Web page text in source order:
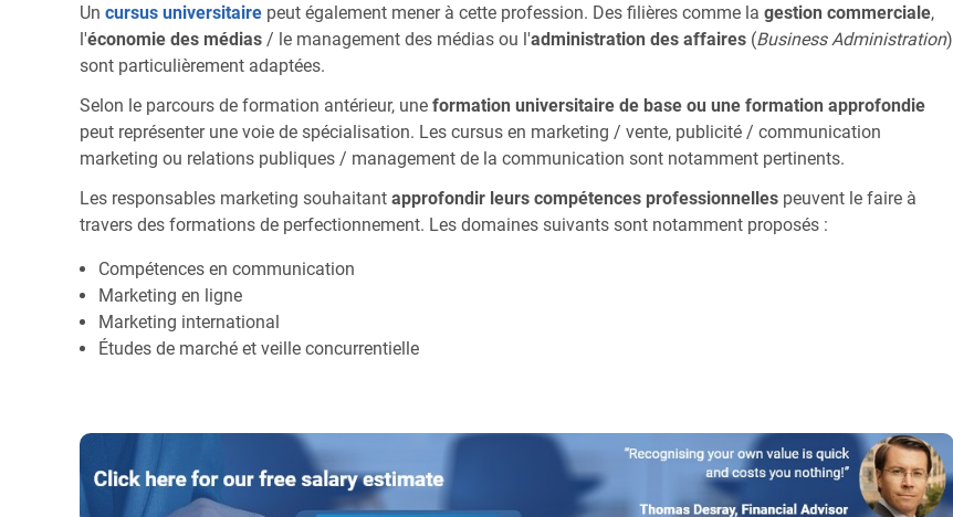
Un cursus universitaire peut également mener à cette profession. Des filières comme la gestion commerciale,
l'économie des médias / le management des médias ou l'administration des affaires (Business Administration)
sont particulièrement adaptées.
Selon le parcours de formation antérieur, une formation universitaire de base ou une formation approfondie
peut représenter une voie de spécialisation. Les cursus en marketing / vente, publicité / communication
marketing ou relations publiques / management de la communication sont notamment pertinents.
Les responsables marketing souhaitant approfondir leurs compétences professionnelles peuvent le faire à
travers des formations de perfectionnement. Les domaines suivants sont notamment proposés :
Compétences en communication
Marketing en ligne
Marketing international
Études de marché et veille concurrentielle